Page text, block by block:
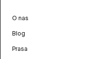
O nas
Blog
Prasa